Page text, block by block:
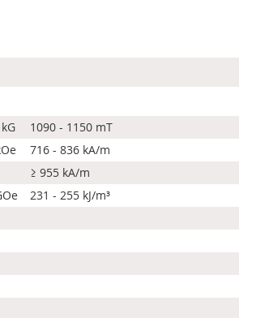
1090 - 1150 mT
716 - 836 kA/m
≥ 955 kA/m
231 - 255 kJ/m³